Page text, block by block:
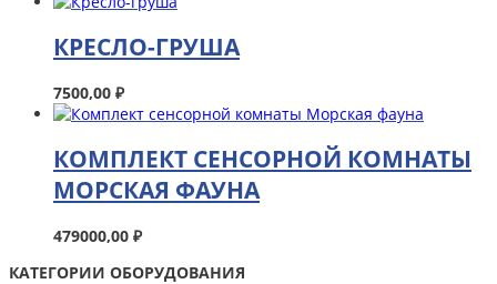
КРЕСЛО-ГРУША
7500,00 ₽
КОМПЛЕКТ СЕНСОРНОЙ КОМНАТЫ
МОРСКАЯ ФАУНА
479000,00 ₽
КАТЕГОРИИ ОБОРУДОВАНИЯ